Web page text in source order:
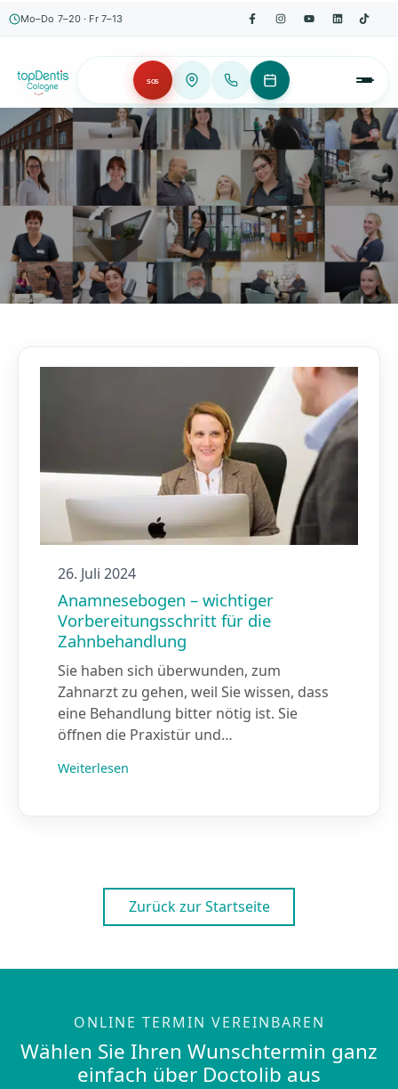
Mo–Do 7–20 · Fr 7–13
SOS
Unser Blog
26. Juli 2024
Anamnesebogen – wichtiger
Vorbereitungsschritt für die
Zahnbehandlung
Sie haben sich überwunden, zum
Zahnarzt zu gehen, weil Sie wissen, dass
eine Behandlung bitter nötig ist. Sie
öffnen die Praxistür und…
Weiterlesen
Zurück zur Startseite
ONLINE TERMIN VEREINBAREN
Wählen Sie Ihren Wunschtermin ganz
einfach über Doctolib aus